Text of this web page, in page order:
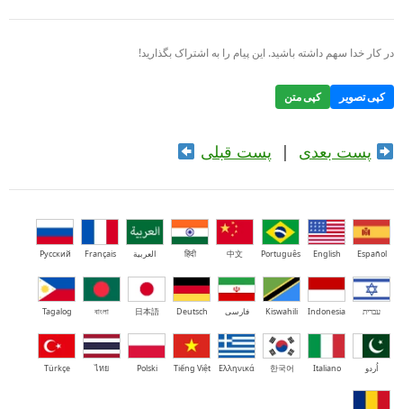
در کار خدا سهم داشته باشید. این پیام را به اشتراک بگذارید!
کپی تصویر کپی متن
پست بعدی | پست قبلی
Español
English
Português
中文
हिंदी العربية Français
Русский
עברית Indonesia
Kiswahili فارسی Deutsch
日本語
বাংলা
Tagalog
اُردو Italiano
한국어
Ελληνικά
Tiếng Việt
Polski
ไทย
Türkçe